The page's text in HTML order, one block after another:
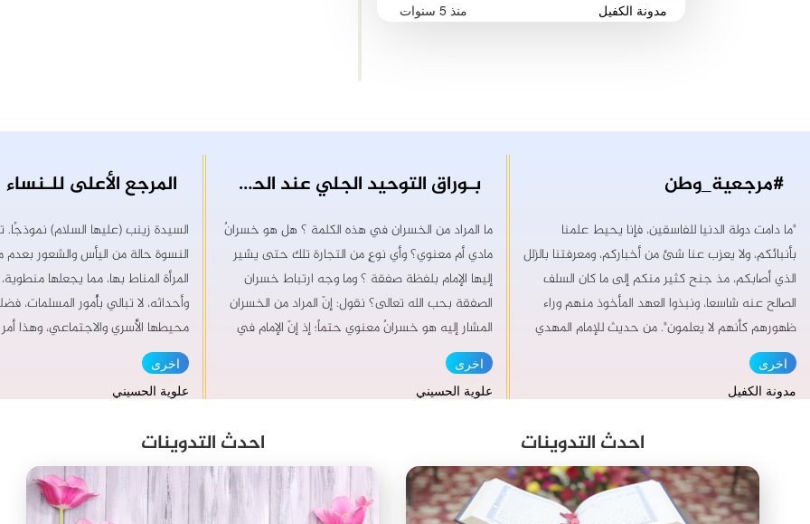
مدونة الكفيل
منذ 5 سنوات
#مرجعية_وطن
"ما دامت دولة الدنيا للفاسقين، فإنا يحيط علمنا
بأنبائكم، ولا يعزب عنا شئ من أخباركم، ومعرفتنا بالزلل
الذي أصابكم، مذ جنح كثير منكم إلى ما كان السلف
الصالح عنه شاسعا، ونبذوا العهد المأخوذ منهم وراء
ظهورهم كأنهم لا يعلمون". من حديث للإمام المهدي
(عجل الله تعالى فرجه) (إن إنشغال الطبقة السياسية
بالنزاعات والتجاذبات والاختلافات على المواقع
والمناصب أدخل البلد في دوامة من عدم الاستقرار
النفسي للمواطن اضافة الى ضياع فرص تقديم
الخدمات للمواطنين وتوفير فرص العمل والتطور له) من
خطبة الجمعة ١٥ / ٣ / ٢٠١٩ وكأن الثاني هو دفئ تلك
اخرى
مدونة الكفيل
بـوراق التوحيد الجلي عند الحسين بن علي (3) " وخسرَت صفقةُ عبدٍ لم تجعل له من حبك نصيبا"
ما المراد من الخسران في هذه الكلمة ؟ هل هو خسرانٌ
مادي أم معنوي؟ وأي نوعٍ من التجارة تلك حتى يشير
إليها الإمام بلفظة صفقة ؟ وما وجه ارتباط خسران
الصفقة بحب الله تعالى؟ نقول: إنّ المراد من الخسران
المشار إليه هو خسرانٌ معنوي حتماً؛ إذ إنّ الإمام في
إطار الوصول إلى الكمالات الروحية أثناء مناجاته مع الله
تعالى، ولم يلتفت للجانب المادي ومتعلقاته -وإن كان
يجوز التقرّب إلى المولى بالأمور المادية- . وسوف نجد
الدعائي. أشار الإمام الحسين (عليه السلام) إلى أنّ
الشيء محل الخسارة هو صفقة، مما يدل على أنّ هناك
تجارة بين العبد وربّه، وبدمج لفظتي (خسِرَت) و
اخرى
علوية الحسيني
المرجع الأعلى للـنساء
السيدة زينب (عليها السلام)
النسوة حالة من اليأس والشعور
المرأة المناط بها، مما يجعلها
وأحداثه، لا تبالي بأُمور المسلمات،
محيطها الأُسري والاجتماعي، وهذا
حيث إنّ الروايات الشريفة حذّرت من
السَّكُونِيِّ عَنْ أَبِي عَبْدِ الله (عَلَيهِ
رَسُولُ الله (صَلَّى اللهُ عَلَيْهِ وآلِه) مَنْ
المسلمين) هو مطالعتها، ومعالجة
عنها، والإشادة بالإيجابيات والحث
المسلمين يحصل نتيجة متابعة
اخرى
علوية الحسيني
احدث التدوينات احدث التدوينات